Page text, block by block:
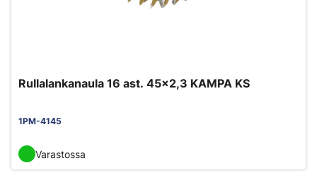
Rullalankanaula 16 ast. 45x2,3 KAMPA KS
1PM-4145
Varastossa